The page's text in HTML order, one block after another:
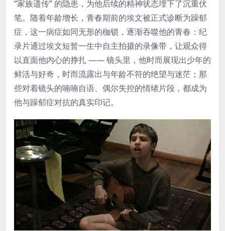
“家族遗传” 的隐患，为他后续的精神状态埋下了沉重伏
笔。随着年龄增长，青春期前的埃文被正式诊断为躁郁
症，这一病症如同无形的枷锁，逐渐吞噬他的青春：纪
录片通过埃文短暂一生中自主拍摄的录像带，让观众得
以直面他内心的挣扎 —— 镜头里，他时而展现出少年的
鲜活与好奇，时而流露出与年龄不符的绝望与迷茫；那
些对着镜头的喃喃自语、偶尔失控的情绪片段，都成为
他与躁郁症对抗的真实印记。